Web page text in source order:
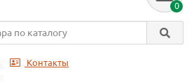
0
Контакты